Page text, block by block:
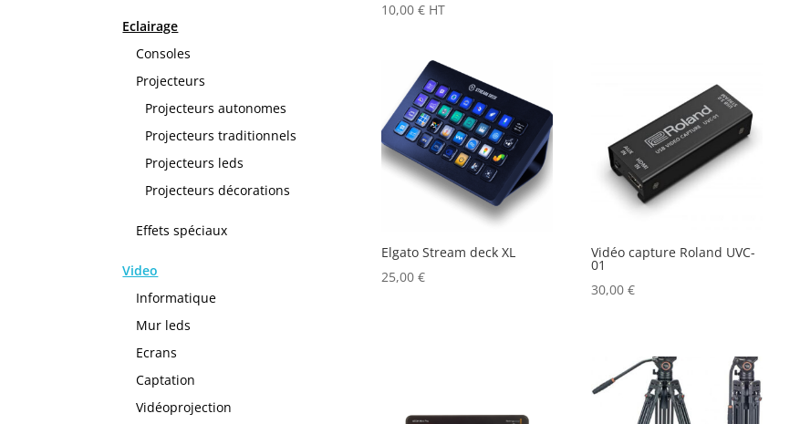
Eclairage
Consoles
Projecteurs
Projecteurs autonomes
Projecteurs traditionnels
Projecteurs leds
Projecteurs décorations
Effets spéciaux
Video
Informatique
Mur leds
Ecrans
Captation
Vidéoprojection
10,00 € HT
Elgato Stream deck XL
25,00 €
Vidéo capture Roland UVC-
01
30,00 €